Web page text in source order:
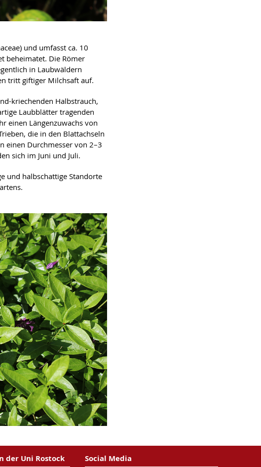
und umfasst ca. 10
beheimatet. Die Römer
in Laubwäldern
tritt giftiger Milchsaft auf.
kriechenden Halbstrauch,
Laubblätter tragenden
einen Längenzuwachs von
die in den Blattachseln
einen Durchmesser von 2–3
sich im Juni und Juli.
und halbschattige Standorte
der Uni Rostock Social Media